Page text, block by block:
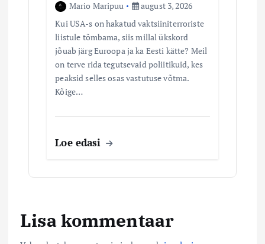
Mario Maripuu
august 3, 2026
Kui USA-s on hakatud vaktsiiniterroriste
liistule tõmbama, siis millal ükskord
jõuab järg Euroopa ja ka Eesti kätte? Meil
on terve rida tegutsevaid poliitikuid, kes
peaksid selles osas vastutuse võtma.
Kõige…
Loe edasi
Lisa kommentaar